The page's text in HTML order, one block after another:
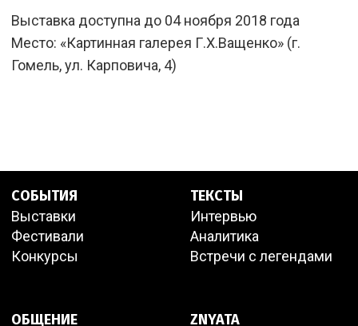
Выставка доступна до 04 ноября 2018 года
Место: «Картинная галерея Г.Х.Ващенко» (г.
Гомель, ул. Карповича, 4)
СОБЫТИЯ
Выставки
Фестивали
Конкурсы
ТЕКСТЫ
Интервью
Аналитика
Встречи с легендами
ОБЩЕНИЕ ZNYATA